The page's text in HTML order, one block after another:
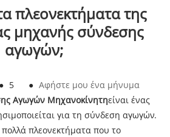
πλεονεκτήματα της
μηχανής σύνδεσης
αγωγών;
● 5 ● Αφήστε μου ένα μήνυμα
Αγωγών Μηχανοκίνητηείναι ένας
για τη σύνδεση αγωγών.
πλεονεκτήματα που το